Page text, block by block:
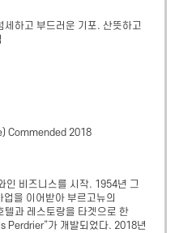
세하고 부드러운 기포. 산뜻하고
Commended 2018
인 비즈니스를 시작. 1954년 그
을 이어받아 부르고뉴의
과 레스토랑을 타겟으로 한
Perdrier”가 개발되었다. 2018년